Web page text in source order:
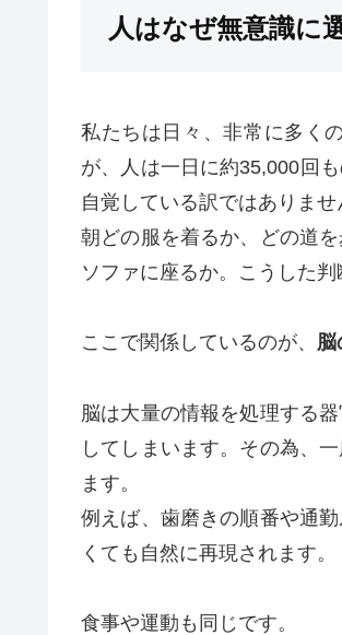
人はなぜ無意識に
私たちは日々、非常に多く
が、人は一日に約35,000回
自覚している訳ではありませ
朝どの服を着るか、どの道
ソファに座るか。こうした
ここで関係しているのが、 脳
脳は大量の情報を処理する
してしまいます。その為、
ます。
例えば、歯磨きの順番や通
くても自然に再現されます。
食事や運動も同じです。